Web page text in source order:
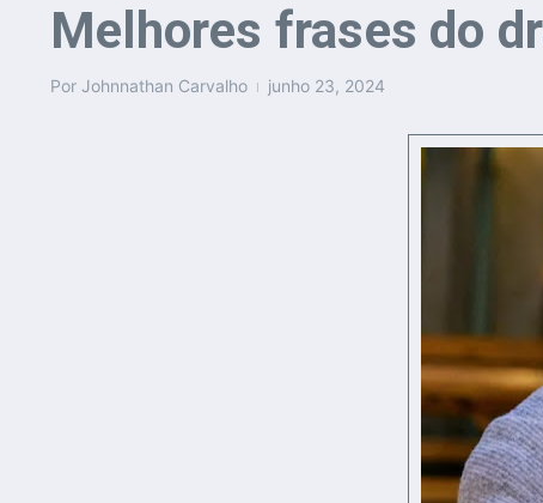
Melhores frases do
Por Johnnathan Carvalho junho 23, 2024